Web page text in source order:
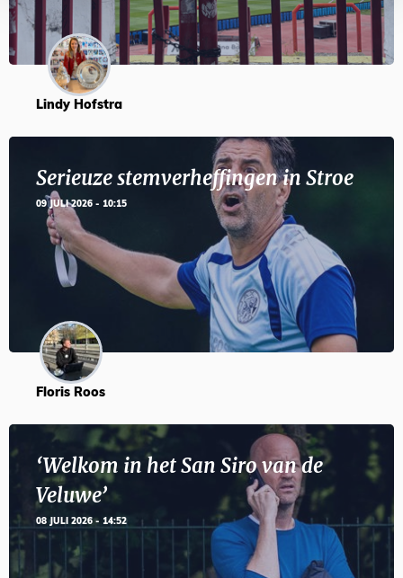
Lindy Hofstra
Serieuze stemverheffingen in Stroe
09 JULI 2026 - 10:15
Floris Roos
‘Welkom in het San Siro van de
Veluwe’
08 JULI 2026 - 14:52